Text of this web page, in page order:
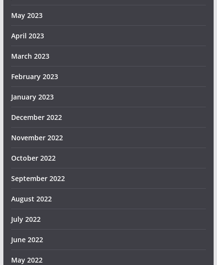
May 2023
April 2023
March 2023
February 2023
January 2023
December 2022
November 2022
October 2022
September 2022
August 2022
July 2022
June 2022
May 2022